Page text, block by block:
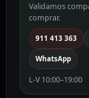
Validamos
comprar.
911 413 363
WhatsApp
L-V 10:00–19:00